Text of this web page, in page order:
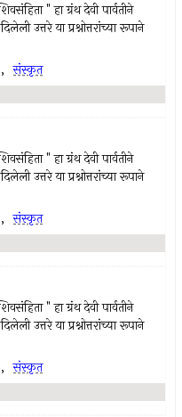
" हा ग्रंथ देवी पार्वतीने
उत्तरे या प्रश्नोत्तरांच्या रूपाने
, संस्कृत
" हा ग्रंथ देवी पार्वतीने
उत्तरे या प्रश्नोत्तरांच्या रूपाने
, संस्कृत
" हा ग्रंथ देवी पार्वतीने
उत्तरे या प्रश्नोत्तरांच्या रूपाने
, संस्कृत